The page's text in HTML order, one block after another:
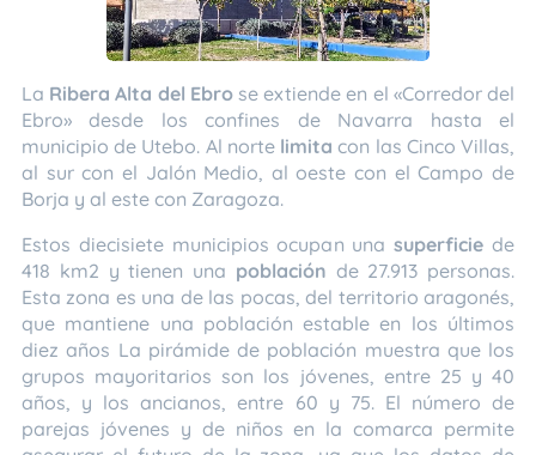
La Ribera Alta del Ebrose extiende en el «Corredor del
Ebro» desde los confines de Navarra hasta el
municipio de Utebo. Al norte limita con las Cinco Villas,
al sur con el Jalón Medio, al oeste con el Campo de
Borja y al este con Zaragoza.
Estos diecisiete municipios ocupan unasuperficie de
418 km2 y tienen una población de 27.913 personas.
Esta zona es una de las pocas, del territorio aragonés,
que mantiene una población estable en los últimos
diez años La pirámide de población muestra que los
grupos mayoritarios son los jóvenes, entre 25 y 40
años, y los ancianos, entre 60 y 75. El número de
parejas jóvenes y de niños en la comarca permite